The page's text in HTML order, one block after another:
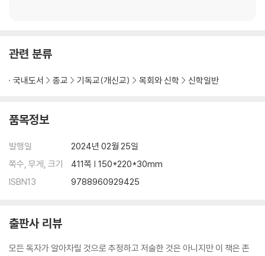
관련 분류
국내도서 종교 기독교(개신교) 목회와 신학 신학일반
품목정보
발행일
2024년 02월 25일
쪽수, 무게, 크기
411쪽 | 150*220*30mm
ISBN13
9788960929425
출판사 리뷰
모든 독자가 알아차릴 것으로 추정하고 저술한 것은 아니지만 이 책은 존